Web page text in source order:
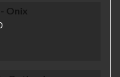
- Onix